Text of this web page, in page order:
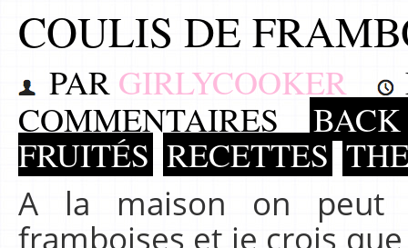
COULIS DE
PAR GIRLYCOOKER
COMMENTAIRES
FRUITÉS RECETTES
A la maison on peut
framboises et je crois